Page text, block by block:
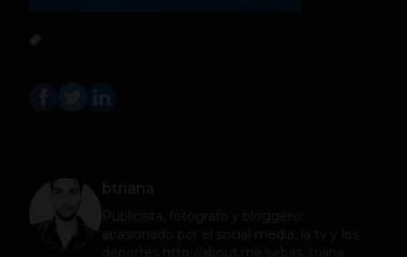
btriana
Publicista, fotógrafo y bloggero;
apasionado por el social media, la tv y los
deportes http://about.me/sebas_triana